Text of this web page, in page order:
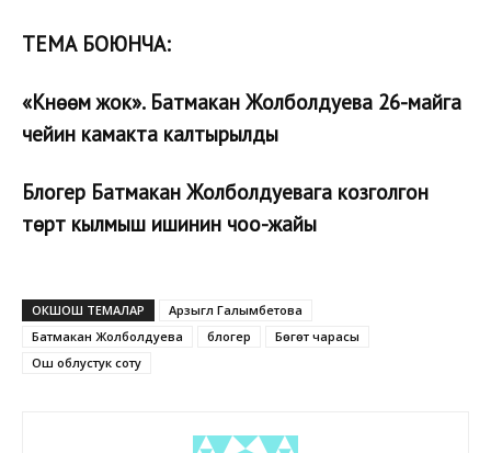
ТЕМА БОЮНЧА:
«Күнөөм жок». Батмакан Жолболдуева 26-майга
чейин камакта калтырылды
Блогер Батмакан Жолболдуевага козголгон
төрт кылмыш ишинин чоо-жайы
ОКШОШ ТЕМАЛАР
Арзыгүл Галымбетова
Батмакан Жолболдуева
блогер
Бөгөт чарасы
Ош облустук соту